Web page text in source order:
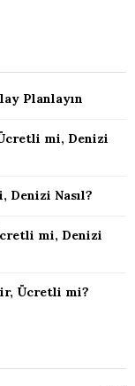
Planlayın
mi, Denizi
Denizi Nasıl?
mi, Denizi
Ücretli mi?